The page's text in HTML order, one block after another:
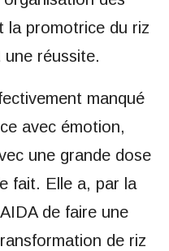
la promotrice du riz
une réussite.
manqué
avec émotion,
une grande dose
fait. Elle a, par la
de faire une
de riz